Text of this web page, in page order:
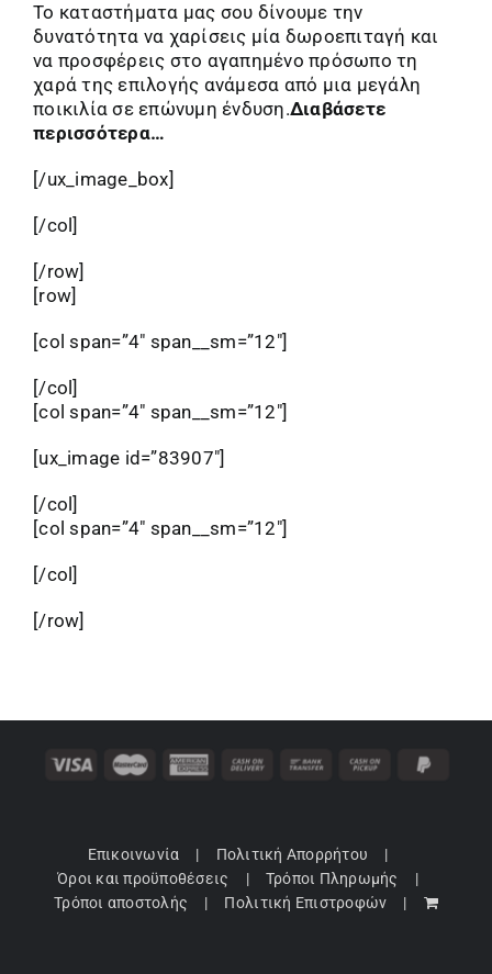
Το καταστήματα μας σου δίνουμε την
δυνατότητα να χαρίσεις μία δωροεπιταγή και
να προσφέρεις στο αγαπημένο πρόσωπο τη
χαρά της επιλογής ανάμεσα από μια μεγάλη
ποικιλία σε επώνυμη ένδυση.Διαβάσετε
περισσότερα…
[/ux_image_box]
[/col]
[/row]
[row]
[col span=”4″ span__sm=”12″]
[/col]
[col span=”4″ span__sm=”12″]
[ux_image id=”83907″]
[/col]
[col span=”4″ span__sm=”12″]
[/col]
[/row]
Επικοινωνία
Πολιτική Απορρήτου
Όροι και προϋποθέσεις
Τρόποι Πληρωμής
Τρόποι αποστολής
Πολιτική Επιστροφών